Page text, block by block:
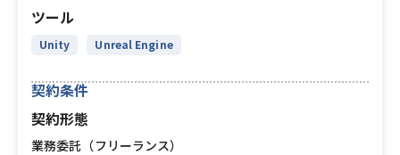
ツール
Unity Unreal Engine
契約条件
契約形態
業務委託（フリーランス）